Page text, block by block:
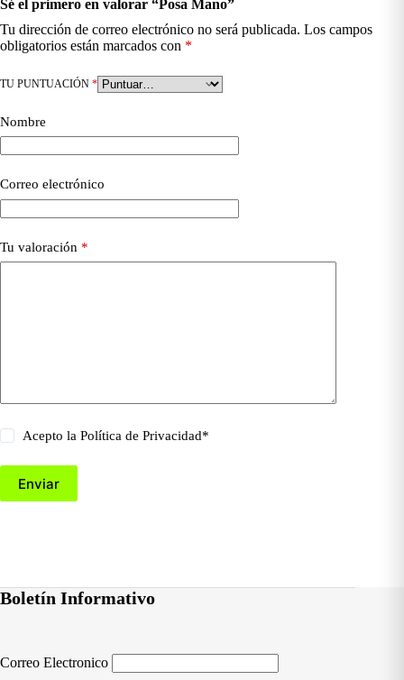
Sé el primero en valorar “Posa Mano”
Tu dirección de correo electrónico no será publicada. Los campos
obligatorios están marcados con *
TU PUNTUACIÓN *
Nombre
Correo electrónico
Tu valoración *
Acepto laPolítica de Privacidad*
Enviar
Boletín Informativo
Correo Electronico